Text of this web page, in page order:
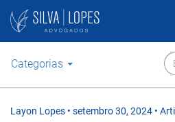
Categorias
Layon Lopes • setembro 30, 2024 •